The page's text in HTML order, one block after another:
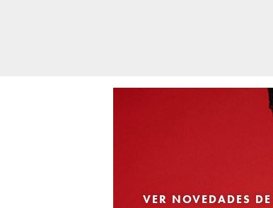
VER NOVEDADES